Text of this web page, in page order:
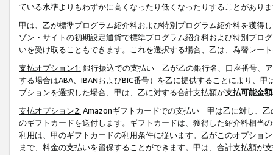
ている水準よりもわずかに高くなったり低くなったりすることがあり
甲は、乙が標準プログラム紹介料および特別プログラム紹介料を獲得
ゾン・サイトの初期設定通貨で標準プログラム紹介料および特別プロ
いを受け取ることもできます。これを選択する場合、乙は、為替レー
支払オプション1: 銀行振込での支払い 乙が乙の銀行名、口座番号、
する場合はABA、IBANおよびBIC番号）を乙に提供することにより、
プションを選択した場合、甲は、乙に対する合計支払額が支払可能金
支払オプション2: Amazonギフトカードでの支払い 甲は乙に対し、乙
のギフトカードを送付します。ギフトカードは、獲得した紹介料相当
利用は、甲のギフトカードの利用条件に従います。乙がこのオプショ
まで、料金の支払いを留保することができます。甲は、合計支払額が